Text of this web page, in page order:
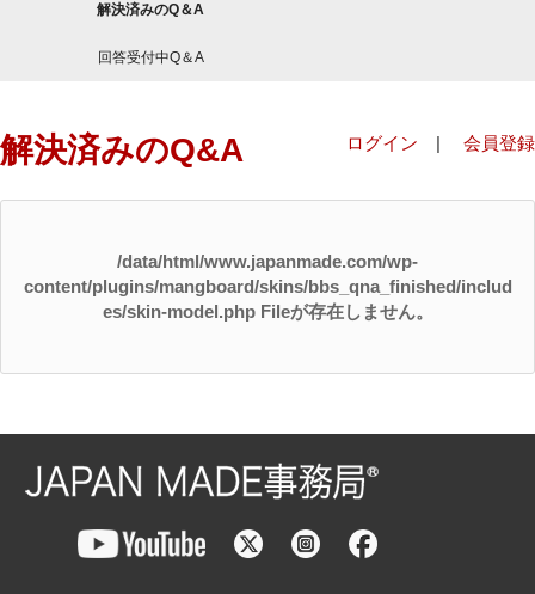
解決済みのQ＆A
回答受付中Q＆A
解決済みのQ&A ログイン | 会員登録
/data/html/www.japanmade.com/wp-
content/plugins/mangboard/skins/bbs_qna_finished/includ
es/skin-model.php Fileが存在しません。